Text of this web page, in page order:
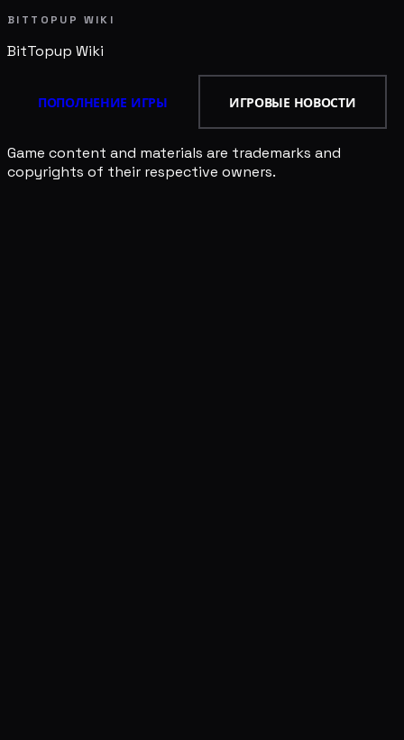
BITTOPUP WIKI
BitTopup Wiki
ПОПОЛНЕНИЕ ИГРЫ ИГРОВЫЕ НОВОСТИ
Game content and materials are trademarks and
copyrights of their respective owners.